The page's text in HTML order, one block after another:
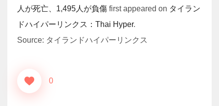
人が死亡、1,495人が負傷 first appeared on タイラン
ドハイパーリンクス：Thai Hyper.
Source: タイランドハイパーリンクス
0